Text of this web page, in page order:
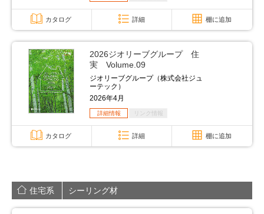
カタログ 詳細 棚に追加
2026ジオリーブグループ 住
実 Volume.09
ジオリーブグループ（株式会社ジュ
ーテック）
2026年4月
詳細情報 リンク情報
カタログ 詳細 棚に追加
住宅系 シーリング材